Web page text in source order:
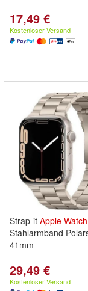
17,49 €
Kostenloser Versand
Strap-it Apple Watch
Stahlarmband
41mm
29,49 €
Kostenloser Versand